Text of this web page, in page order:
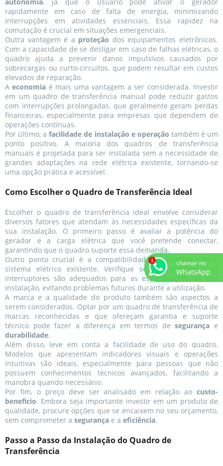
rapidamente em caso de falta de energia, minimizando
interrupções em atividades essenciais. Essa rapidez na
comutação é crucial em situações emergenciais.
Outra vantagem é a proteção dos equipamentos eletrônicos.
Com a capacidade de se desligar em caso de falhas elétricas, o
quadro ajuda a prevenir danos impulsivos causados por
sobrecargas ou curto-circuitos, que podem resultar em custos
elevados de reparação.
Aeconomia é mais uma vantagem a ser considerada. Investir
em um quadro de transferência manual pode reduzir gastos
com interrupções prolongadas, que geralmente geram perdas
financeiras, especialmente para empresas que dependem de
operações contínuas.
Por último, afacilidade de instalação e operação também é um
ponto positivo. A maioria dos quadros de transferência
manuais é projetada para ser instalada sem a necessidade de
grandes adaptações na rede elétrica existente, tornando-se
uma opção prática e acessível.
Como Escolher o Quadro de Transferência Ideal
Escolher o quadro de transferência ideal envolve considerar
diversos fatores que atendam às necessidades específicas da
sua instalação. O primeiro passo é avaliar a potência do
gerador e a carga elétrica que você pretende conectar,
garantindo que o quadro suporte essa demanda.
Outro ponto crucial é a compatibilidade do quadro com o
sistema elétrico existente. Verifique se as conexões e os
interruptores são adequados para as especificações de sua
instalação, evitando problemas futuros durante a utilização.
A marca e a qualidade do produto também são aspectos a
serem considerados. Optar por um quadro de transferência de
marcas reconhecidas e que ofereçam garantia e suporte
técnico pode fazer a diferença em termos desegurança e
durabilidade.
Além disso, leve em conta a facilidade de uso do quadro.
Modelos que apresentam indicadores visuais e operações
intuitivas são ideais, especialmente para pessoas que não
possuem conhecimentos técnicos avançados, facilitando a
manobra quando necessário.
Por fim, o preço deve ser analisado em relação ao custo-
benefício. Embora seja importante investir em um produto de
qualidade, procure opções que se encaixem no seu orçamento,
sem comprometer a segurança e a eficiência.
Passo a Passo da Instalação do Quadro de
Transferência
chamar no
WhatsApp